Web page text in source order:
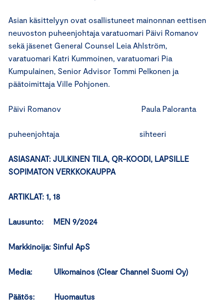
Asian käsittelyyn ovat osallistuneet mainonnan eettisen
neuvoston puheenjohtaja varatuomari Päivi Romanov
sekä jäsenet General Counsel Leia Ahlström,
varatuomari Katri Kummoinen, varatuomari Pia
Kumpulainen, Senior Advisor Tommi Pelkonen ja
päätoimittaja Ville Pohjonen.
Päivi Romanov Paula Paloranta
puheenjohtaja sihteeri
ASIASANAT: JULKINEN TILA, QR-KOODI, LAPSILLE
SOPIMATON VERKKOKAUPPA
ARTIKLAT: 1, 18
Lausunto: MEN 9/2024
Markkinoija: Sinful ApS
Media: Ulkomainos (Clear Channel Suomi Oy)
Päätös: Huomautus